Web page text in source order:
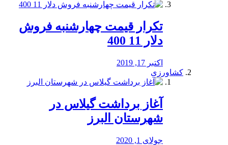
تکرار قیمت چهارشنبه فروش
دلار 11 400
اکتبر 17, 2019
کشاورزی
آغاز برداشت گیلاس در
شهرستان البرز
جولای 1, 2020